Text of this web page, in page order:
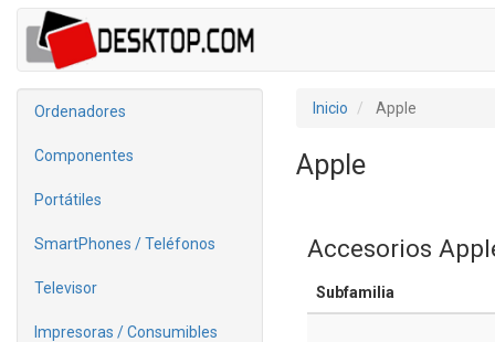
Ordenadores
Componentes
Portátiles
SmartPhones / Teléfonos
Televisor
Impresoras / Consumibles
Inicio Apple
Apple
Accesorios
Subfamilia